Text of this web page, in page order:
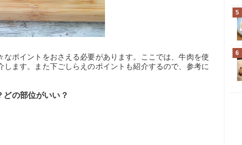
ポイントをおさえる必要があります。ここでは、牛肉を使
します。また下ごしらえのポイントも紹介するので、参考に
どの部位がいい？
5
6